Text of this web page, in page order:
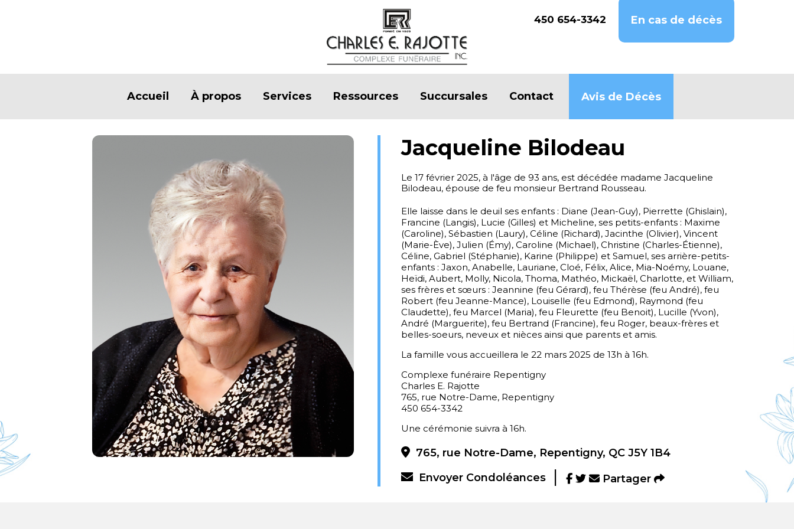
450 654-3342 En cas de décès
Accueil À propos Services Ressources Succursales Contact Avis de Décès
Jacqueline Bilodeau
Le 17 février 2025, à l'âge de 93 ans, est décédée madame Jacqueline
Bilodeau, épouse de feu monsieur Bertrand Rousseau.
Elle laisse dans le deuil ses enfants : Diane (Jean-Guy), Pierrette (Ghislain),
Francine (Langis), Lucie (Gilles) et Micheline, ses petits-enfants : Maxime
(Caroline), Sébastien (Laury), Céline (Richard), Jacinthe (Olivier), Vincent
(Marie-Ève), Julien (Émy), Caroline (Michael), Christine (Charles-Étienne),
Céline, Gabriel (Stéphanie), Karine (Philippe) et Samuel, ses arrière-petits-
enfants : Jaxon, Anabelle, Lauriane, Cloé, Félix, Alice, Mia-Noémy, Louane,
Heïdi, Aubert, Molly, Nicola, Thoma, Mathéo, Mickaël, Charlotte, et William,
ses frères et sœurs : Jeannine (feu Gérard), feu Thérèse (feu André), feu
Robert (feu Jeanne-Mance), Louiselle (feu Edmond), Raymond (feu
Claudette), feu Marcel (Maria), feu Fleurette (feu Benoit), Lucille (Yvon),
André (Marguerite), feu Bertrand (Francine), feu Roger, beaux-frères et
belles-soeurs, neveux et nièces ainsi que parents et amis.
La famille vous accueillera le 22 mars 2025 de 13h à 16h.
Complexe funéraire Repentigny
Charles E. Rajotte
765, rue Notre-Dame, Repentigny
450 654-3342
Une cérémonie suivra à 16h.
765, rue Notre-Dame, Repentigny, QC J5Y 1B4
Envoyer Condoléances
Partager